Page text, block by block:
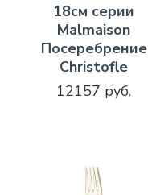
18см серии
Malmaison
Посеребрение
Christofle
12157 руб.